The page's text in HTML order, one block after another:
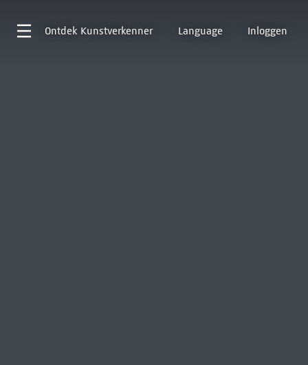
Ontdek Kunstverkenner Language Inloggen